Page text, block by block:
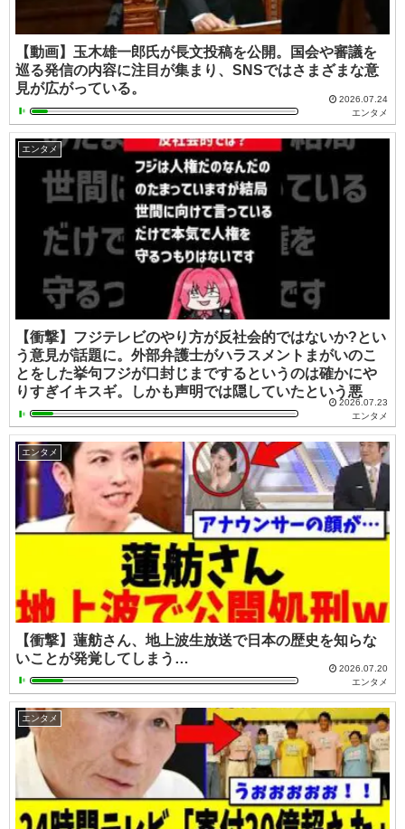
【動画】玉木雄一郎氏が長文投稿を公開。国会や審議を
巡る発信の内容に注目が集まり、SNSではさまざまな意
見が広がっている。
2026.07.24
エンタメ
エンタメ
【衝撃】フジテレビのやり方が反社会的ではないか?とい
う意見が話題に。外部弁護士がハラスメントまがいのこ
とをした挙句フジが口封じまでするというのは確かにや
りすぎイキスギ。しかも声明では隠していたという悪
2026.07.23
エンタメ
エンタメ
【衝撃】蓮舫さん、地上波生放送で日本の歴史を知らな
いことが発覚してしまう…
2026.07.20
エンタメ
エンタメ